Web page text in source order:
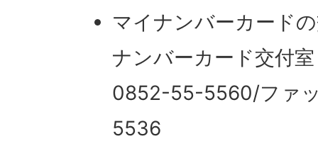
マイナンバーカード
ナンバーカード交付
0852-55-5560/ファ
5536